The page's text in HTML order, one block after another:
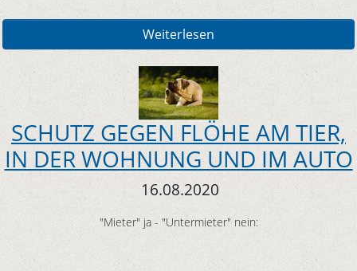
Weiterlesen
SCHUTZ GEGEN FLÖHE AM TIER,
IN DER WOHNUNG UND IM AUTO
16.08.2020
"Mieter" ja - "Untermieter" nein: